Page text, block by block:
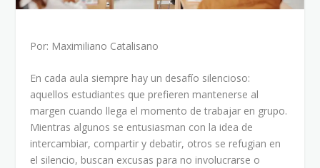
Por: Maximiliano Catalisano
En cada aula siempre hay un desafío silencioso:
aquellos estudiantes que prefieren mantenerse al
margen cuando llega el momento de trabajar en grupo.
Mientras algunos se entusiasman con la idea de
intercambiar, compartir y debatir, otros se refugian en
el silencio, buscan excusas para no involucrarse o